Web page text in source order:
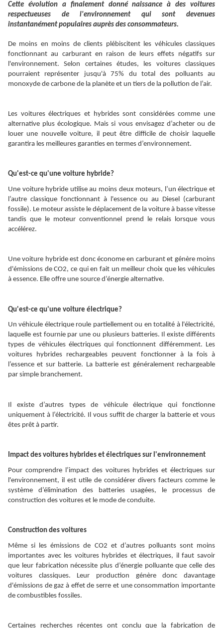
Cette évolution a finalement donné naissance à des voitures
respectueuses de l'environnement qui sont devenues
instantanément populaires auprès des consommateurs.
De moins en moins de clients plébiscitent les véhicules classiques
fonctionnant au carburant en raison de leurs effets négatifs sur
l'environnement. Selon certaines études, les voitures classiques
pourraient représenter jusqu'à 75% du total des polluants au
monoxyde de carbone de la planète et un tiers de la pollution de l’air.
Les voitures électriques et hybrides sont considérées comme une
alternative plus écologique. Mais si vous envisagez d’acheter ou de
louer une nouvelle voiture, il peut être difficile de choisir laquelle
garantira les meilleures garanties en termes d’environnement.
Qu'est-ce qu'une voiture hybride?
Une voiture hybride utilise au moins deux moteurs, l’un électrique et
l’autre classique fonctionnant à l'essence ou au Diesel (carburant
fossile). Le moteur assiste le déplacement de la voiture à basse vitesse
tandis que le moteur conventionnel prend le relais lorsque vous
accélérez.
Une voiture hybride est donc économe en carburant et génère moins
d'émissions de CO2, ce qui en fait un meilleur choix que les véhicules
à essence. Elle offre une source d’énergie alternative.
Qu'est-ce qu'une voiture électrique?
Un véhicule électrique roule partiellement ou en totalité à l'électricité,
laquelle est fournie par une ou plusieurs batteries. Il existe différents
types de véhicules électriques qui fonctionnent différemment. Les
voitures hybrides rechargeables peuvent fonctionner à la fois à
l’essence et sur batterie. La batterie est généralement rechargeable
par simple branchement.
Il existe d’autres types de véhicule électrique qui fonctionne
uniquement à l’électricité. Il vous suffit de charger la batterie et vous
êtes prêt à partir.
Impact des voitures hybrides et électriques sur l'environnement
Pour comprendre l’impact des voitures hybrides et électriques sur
l'environnement, il est utile de considérer divers facteurs comme le
système d’élimination des batteries usagées, le processus de
construction des voitures et le mode de conduite.
Construction des voitures
Même si les émissions de CO2 et d’autres polluants sont moins
importantes avec les voitures hybrides et électriques, il faut savoir
que leur fabrication nécessite plus d’énergie polluante que celle des
voitures classiques. Leur production génère donc davantage
d'émissions de gaz à effet de serre et une consommation importante
de combustibles fossiles.
Certaines recherches récentes ont conclu que la fabrication de